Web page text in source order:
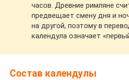
часов. Древние римляне
предвещает смену дня и
на другой, поэтому в
календула означает
Состав календулы